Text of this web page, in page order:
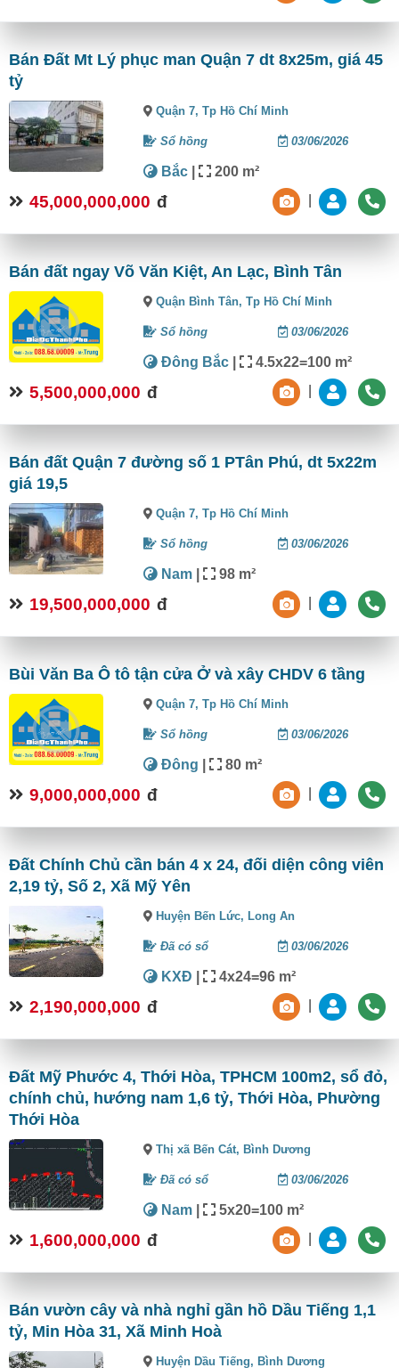
Bán Đất Mt Lý phục man Quận 7 dt 8x25m, giá 45
tỷ
Quận 7,Tp Hồ Chí Minh
Sổ hồng 03/06/2026
Bắc | 200 m²
45,000,000,000 đ
Bán đất ngay Võ Văn Kiệt, An Lạc, Bình Tân
Quận Bình Tân,Tp Hồ Chí Minh
Sổ hồng 03/06/2026
Đông Bắc | 4.5x22=100 m²
5,500,000,000 đ
Bán đất Quận 7 đường số 1 PTân Phú, dt 5x22m
giá 19,5
Quận 7,Tp Hồ Chí Minh
Sổ hồng 03/06/2026
Nam | 98 m²
19,500,000,000 đ
Bùi Văn Ba Ô tô tận cửa Ở và xây CHDV 6 tầng
Quận 7,Tp Hồ Chí Minh
Sổ hồng 03/06/2026
Đông | 80 m²
9,000,000,000 đ
Đất Chính Chủ cần bán 4 x 24, đối diện công viên
2,19 tỷ, Số 2, Xã Mỹ Yên
Huyện Bến Lức,Long An
Đã có sổ 03/06/2026
KXĐ | 4x24=96 m²
2,190,000,000 đ
Đất Mỹ Phước 4, Thới Hòa, TPHCM 100m2, sổ đỏ,
chính chủ, hướng nam 1,6 tỷ, Thới Hòa, Phường
Thới Hòa
Thị xã Bến Cát,Bình Dương
Đã có sổ 03/06/2026
Nam | 5x20=100 m²
1,600,000,000 đ
Bán vườn cây và nhà nghỉ gần hồ Dầu Tiếng 1,1
tỷ, Min Hòa 31, Xã Minh Hoà
Huyện Dầu Tiếng,Bình Dương